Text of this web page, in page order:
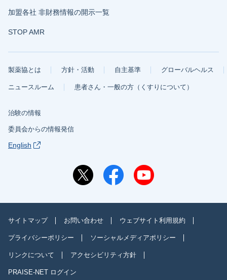
加盟各社 非財務情報の開示一覧
STOP AMR
製薬協とは 方針・活動 自主基準 グローバルヘルス
ニュースルーム 患者さん・一般の方（くすりについて）
治験の情報
委員会からの情報発信
English
サイトマップ お問い合わせ ウェブサイト利用規約
プライバシーポリシー ソーシャルメディアポリシー
リンクについて アクセシビリティ方針
PRAISE-NET ログイン